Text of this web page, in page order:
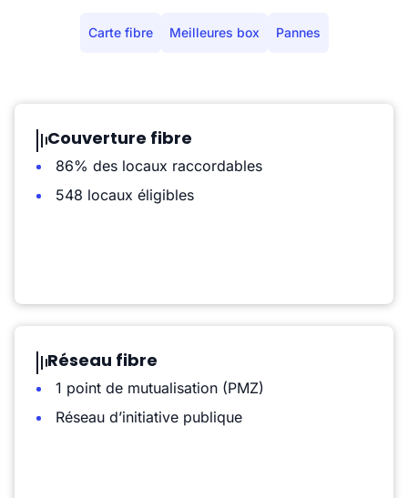
Carte fibre Meilleures box Pannes
Couverture fibre
86% des locaux raccordables
548 locaux éligibles
Réseau fibre
1 point de mutualisation (PMZ)
Réseau d’initiative publique